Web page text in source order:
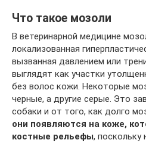
Что такое мозоли
В ветеринарной медицине
локализованная
вызванная давлением или
выглядят как участки
без волос кожи. Некоторые
черные, а другие серые. Это
собаки и от того, как долго
они появляются на коже,
костные рельефы, поскольку